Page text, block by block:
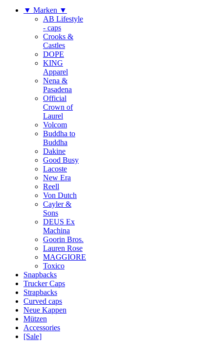
▼ Marken ▼
AB Lifestyle
- caps
Crooks &
Castles
DOPE
KING
Apparel
Nena &
Pasadena
Official
Crown of
Laurel
Volcom
Buddha to
Buddha
Dakine
Good Busy
Lacoste
New Era
Reell
Von Dutch
Cayler &
Sons
DEUS Ex
Machina
Goorin Bros.
Lauren Rose
MAGGIORE
Toxico
Snapbacks
Trucker Caps
Strapbacks
Curved caps
Neue Kappen
Mützen
Accessories
[Sale]